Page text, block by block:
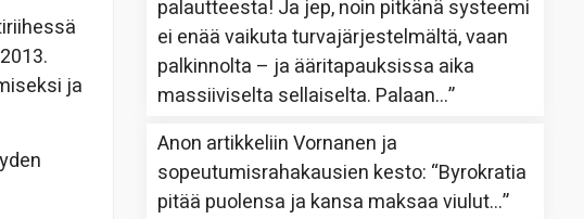
ja
palautteesta! Ja jep, noin pitkänä systeemi
ei enää vaikuta turvajärjestelmältä, vaan
palkinnolta – ja ääritapauksissa aika
massiiviselta sellaiselta. Palaan…”
Anon artikkeliinVornanen ja
sopeutumisrahakausien kesto: “Byrokratia
pitää puolensa ja kansa maksaa viulut…”